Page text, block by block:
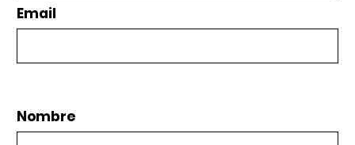
Email
Nombre